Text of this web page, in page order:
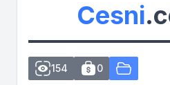
Cesni
154 0